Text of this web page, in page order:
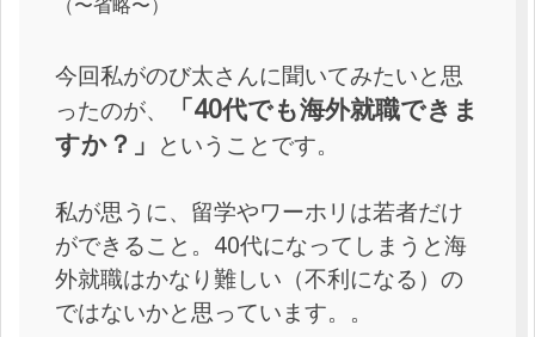
今回私がのび太さんに聞いてみたいと思
ったのが、
「40代でも海外就職できま
すか？」 ということです。
私が思うに、留学やワーホリは若者だけ
ができること。40代になってしまうと海
外就職はかなり難しい（不利になる）の
ではないかと思っています。。